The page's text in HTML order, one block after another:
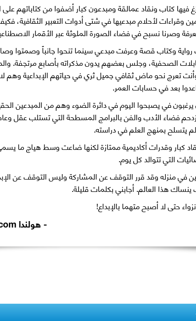
فيها كتاب ونقاد عمالقة ومبدعون كبار أضفوا من كتاباتهم على
وقراءات لأحلام مبدعيها في شتى أدوات التعبير الثقافية،
وصرنا نسبح في فضاء الصورة الملوثة عبر الأقمار
وكتاب قصة وعرفت مبدعي سينما تنحوا جانباً وصمتوا
الصحفية، وجلس بعضهم يدون مذكراته بأصابع مرتجفة.
تعرج نحو ماض ثقافي جميل ثري في حياتهم الإبداعية وهم لا
بعد في حسابات العمر.
يرغبون في يصبحوا اليوم في دائرة الضوء وهم من المبدعين
فضاء الأدب والفن بالبرامج المسطحة التي تستلب عقل
يتسلح بمنهج العلم في دراسته.
كبار وقدرات أكاديمية ممتازة لكنها ضاعت وسط هياج ما
التي تتوالد كل يوم.
في منزله وقد قرر التوقف عن المشاركة وليس التوقف عن
هذا العالم. أجابني بكلمات قليلة.
حتى لا أصبح متهما بالإبداع!
- هولندا K.h.sununu@ gmail.com